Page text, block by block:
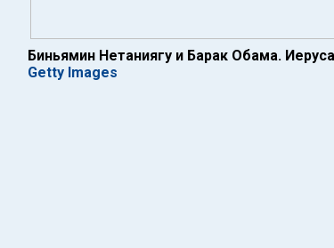
Биньямин Нетаниягу и Барак Обама.
Getty Images